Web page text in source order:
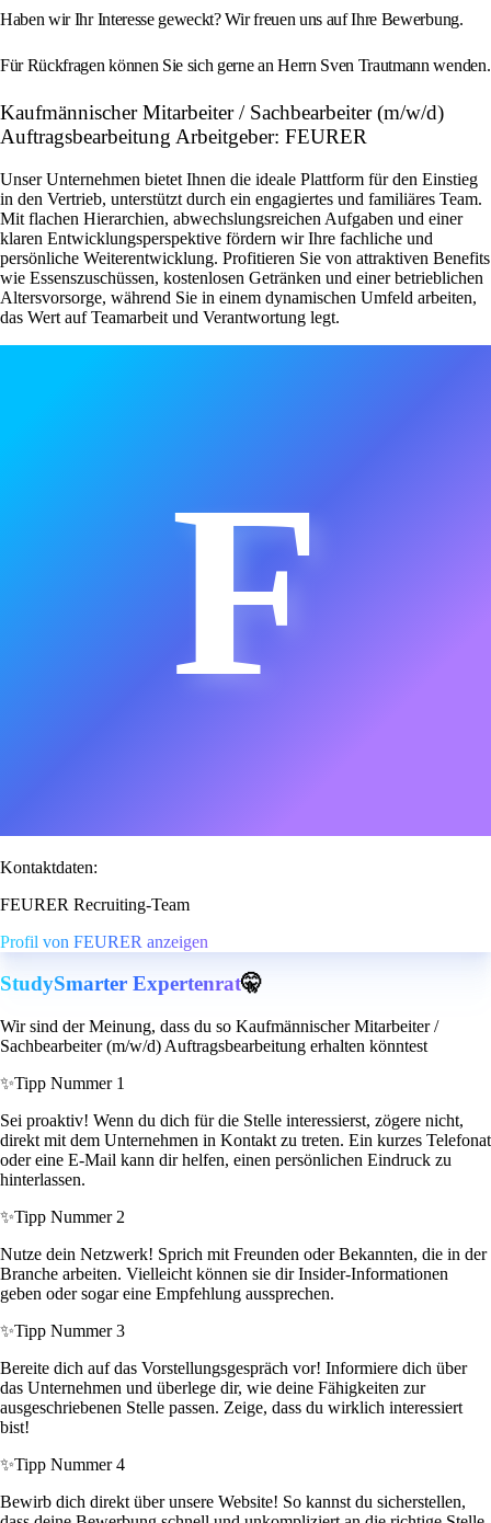
Haben wir Ihr Interesse geweckt? Wir freuen uns auf Ihre Bewerbung.
Für Rückfragen können Sie sich gerne an Herrn Sven Trautmann wenden.
Kaufmännischer Mitarbeiter / Sachbearbeiter (m/w/d)
Auftragsbearbeitung Arbeitgeber: FEURER
Unser Unternehmen bietet Ihnen die ideale Plattform für den Einstieg
in den Vertrieb, unterstützt durch ein engagiertes und familiäres Team.
Mit flachen Hierarchien, abwechslungsreichen Aufgaben und einer
klaren Entwicklungsperspektive fördern wir Ihre fachliche und
persönliche Weiterentwicklung. Profitieren Sie von attraktiven Benefits
wie Essenszuschüssen, kostenlosen Getränken und einer betrieblichen
Altersvorsorge, während Sie in einem dynamischen Umfeld arbeiten,
das Wert auf Teamarbeit und Verantwortung legt.
F
Kontaktdaten:
FEURER Recruiting-Team
Profil von FEURER anzeigen
StudySmarter Expertenrat🤫
Wir sind der Meinung, dass du so Kaufmännischer Mitarbeiter /
Sachbearbeiter (m/w/d) Auftragsbearbeitung erhalten könntest
✨Tipp Nummer 1
Sei proaktiv! Wenn du dich für die Stelle interessierst, zögere nicht,
direkt mit dem Unternehmen in Kontakt zu treten. Ein kurzes Telefonat
oder eine E-Mail kann dir helfen, einen persönlichen Eindruck zu
hinterlassen.
✨Tipp Nummer 2
Nutze dein Netzwerk! Sprich mit Freunden oder Bekannten, die in der
Branche arbeiten. Vielleicht können sie dir Insider-Informationen
geben oder sogar eine Empfehlung aussprechen.
✨Tipp Nummer 3
Bereite dich auf das Vorstellungsgespräch vor! Informiere dich über
das Unternehmen und überlege dir, wie deine Fähigkeiten zur
ausgeschriebenen Stelle passen. Zeige, dass du wirklich interessiert
bist!
✨Tipp Nummer 4
Bewirb dich direkt über unsere Website! So kannst du sicherstellen,